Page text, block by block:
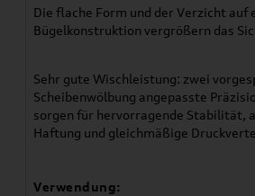
Die flache Form und der Verzicht auf
Bügelkonstruktion vergrößern das
Sehr gute Wischleistung: zwei
Scheibenwölbung angepasste
sorgen für hervorragende Stabilität,
Haftung und gleichmäßige
Verwendung: